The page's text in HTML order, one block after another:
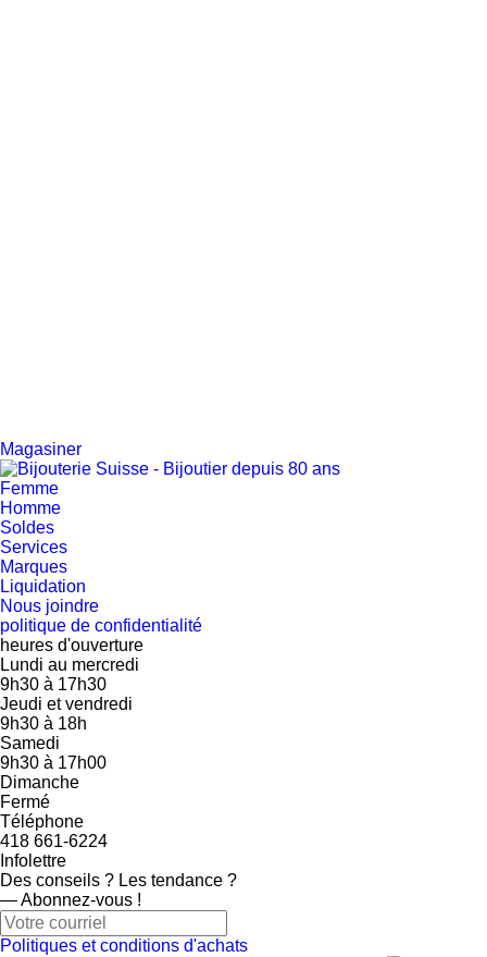
Magasiner
Femme
Homme
Soldes
Services
Marques
Liquidation
Nous joindre
politique de confidentialité
heures d'ouverture
Lundi au mercredi
9h30 à 17h30
Jeudi et vendredi
9h30 à 18h
Samedi
9h30 à 17h00
Dimanche
Fermé
Téléphone
418 661-6224
Infolettre
Des conseils ? Les tendance ?
― Abonnez-vous !
Politiques et conditions d'achats